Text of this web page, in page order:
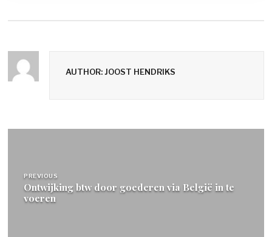
AUTHOR: JOOST HENDRIKS
navigatie
PREVIOUS
Ontwijking btw door goederen via België in te
voeren